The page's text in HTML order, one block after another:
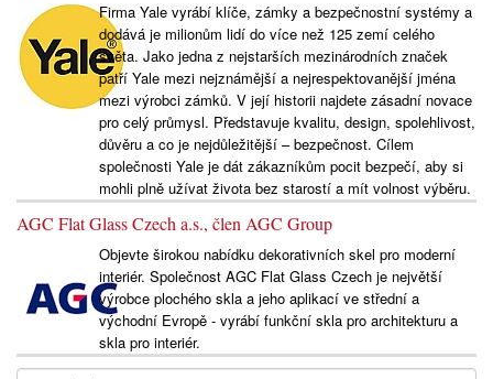
Firma Yale vyrábí klíče, zámky a bezpečnostní systémy a
dodává je milionům lidí do více než 125 zemí celého
světa. Jako jedna z nejstarších mezinárodních značek
patří Yale mezi nejznámější a nejrespektovanější jména
mezi výrobci zámků. V její historii najdete zásadní novace
pro celý průmysl. Představuje kvalitu, design, spolehlivost,
důvěru a co je nejdůležitější – bezpečnost. Cílem
společnosti Yale je dát zákazníkům pocit bezpečí, aby si
mohli plně užívat života bez starostí a mít volnost výběru.
AGC Flat Glass Czech a.s., člen AGC Group
Objevte širokou nabídku dekorativních skel pro moderní
interiér. Společnost AGC Flat Glass Czech je největší
výrobce plochého skla a jeho aplikací ve střední a
východní Evropě - vyrábí funkční skla pro architekturu a
skla pro interiér.